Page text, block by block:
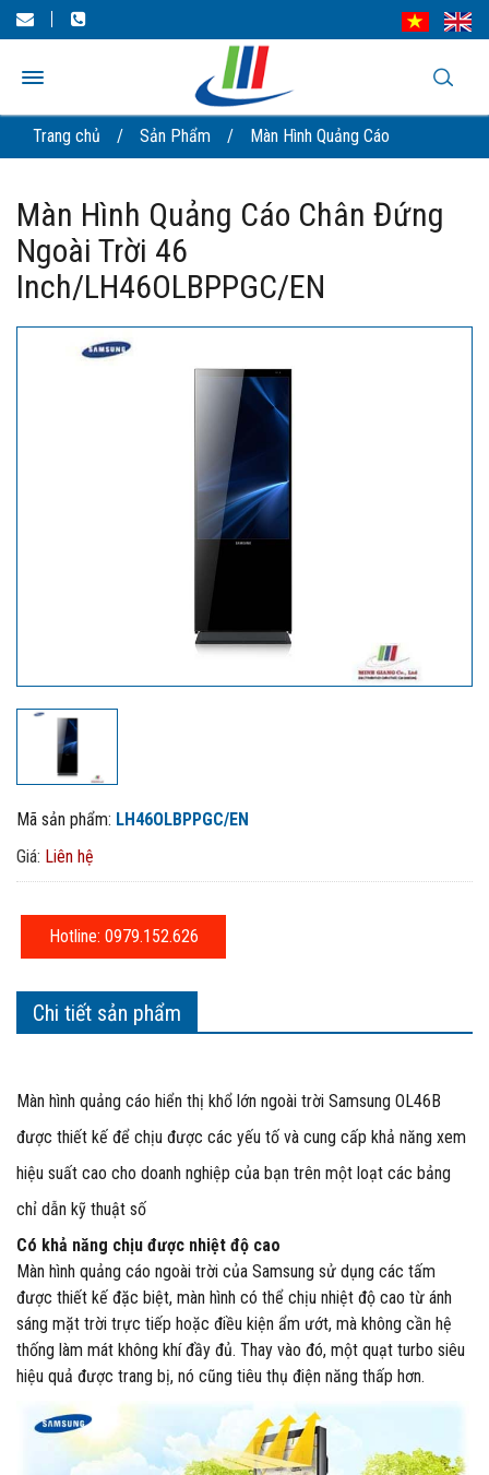
Trang chủ / Sản Phẩm / Màn Hình Quảng Cáo
Màn Hình Quảng Cáo Chân Đứng
Ngoài Trời 46
Inch/LH46OLBPPGC/EN
Mã sản phẩm: LH46OLBPPGC/EN
Giá: Liên hệ
Hotline: 0979.152.626
Chi tiết sản phẩm
Màn hình quảng cáo hiển thị khổ lớn ngoài trời Samsung OL46B
được thiết kế để chịu được các yếu tố và cung cấp khả năng xem
hiệu suất cao cho doanh nghiệp của bạn trên một loạt các bảng
chỉ dẫn kỹ thuật số
Có khả năng chịu được nhiệt độ cao
Màn hình quảng cáo ngoài trời của Samsung sử dụng các tấm
được thiết kế đặc biệt, màn hình có thể chịu nhiệt độ cao từ ánh
sáng mặt trời trực tiếp hoặc điều kiện ẩm ướt, mà không cần hệ
thống làm mát không khí đầy đủ. Thay vào đó, một quạt turbo siêu
hiệu quả được trang bị, nó cũng tiêu thụ điện năng thấp hơn.